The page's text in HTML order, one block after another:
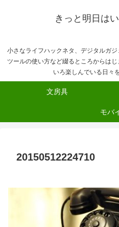
きっと明日は
小さなライフハックネタ、デジタルガ
ツールの使い方など綴るところからは
いろ楽しんでいる日々
文房具
モバ
20150512224710